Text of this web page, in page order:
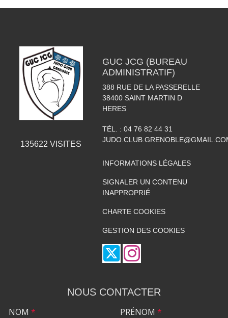
135622 VISITES
GUC JCG (BUREAU
ADMINISTRATIF)
388 RUE DE LA PASSERELLE
38400 SAINT MARTIN D
HERES
TÉL. : 04 76 82 44 31
INFORMATIONS LÉGALES
SIGNALER UN CONTENU
INAPPROPRIÉ
CHARTE COOKIES
GESTION DES COOKIES
NOUS CONTACTER
NOM * PRÉNOM *